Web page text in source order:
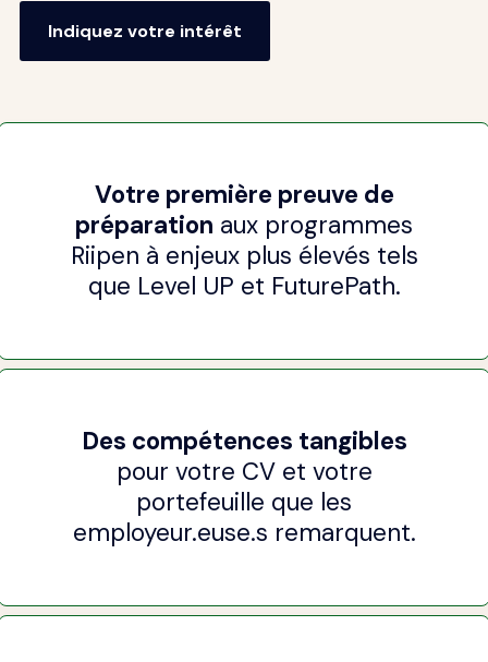
Indiquez votre intérêt
Votre première preuve de
préparation aux programmes
Riipen à enjeux plus élevés tels
que Level UP et FuturePath.
Des compétences tangibles
pour votre CV et votre
portefeuille que les
employeur.euse.s remarquent.